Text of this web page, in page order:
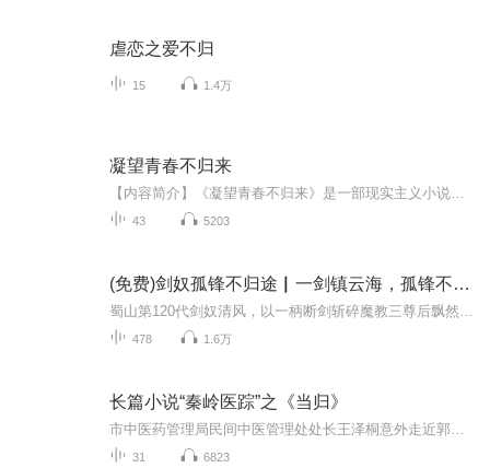
虐恋之爱不归
15 1.4万
凝望青春不归来
43 5203
(免费)剑奴孤锋不归途▏一剑镇云海，孤锋不归人多播
478 1.6万
长篇小说“秦岭医踪”之《当归》
31 6823